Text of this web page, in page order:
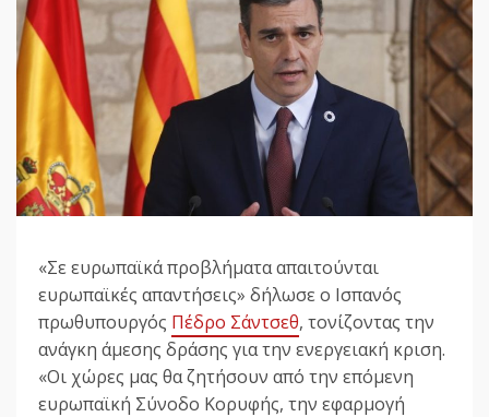
«Σε ευρωπαϊκά προβλήματα απαιτούνται
ευρωπαϊκές απαντήσεις» δήλωσε ο Ισπανός
πρωθυπουργός Πέδρο Σάντσεθ, τονίζοντας την
ανάγκη άμεσης δράσης για την ενεργειακή κριση.
«Οι χώρες μας θα ζητήσουν από την επόμενη
ευρωπαϊκή Σύνοδο Κορυφής, την εφαρμογή